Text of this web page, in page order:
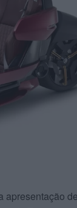
apresentação